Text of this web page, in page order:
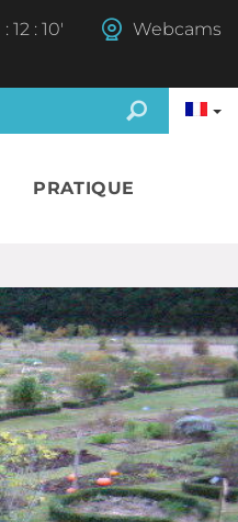
: 12 : 09' Webcams
PRATIQUE